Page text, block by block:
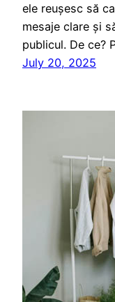
ele reușesc să
mesaje clare și
publicul. De ce?
July 20, 2025